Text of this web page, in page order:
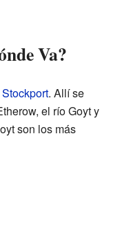
Va?
Stockport. Allí se
el río Goyt y
son los más